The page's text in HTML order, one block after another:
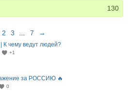
130
2 3 7 →
К чему ведут людей?
+1
за РОССИЮ 🔥
0